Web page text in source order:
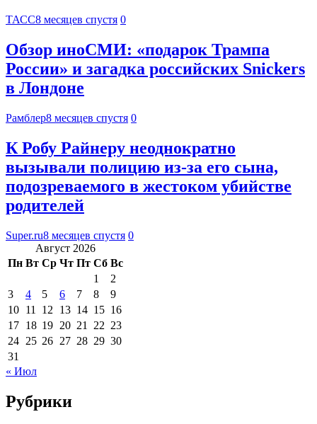
ТАСС8 месяцев спустя 0
Обзор иноСМИ: «подарок Трампа
России» и загадка российских Snickers
в Лондоне
Рамблер8 месяцев спустя 0
К Робу Райнеру неоднократно
вызывали полицию из-за его сына,
подозреваемого в жестоком убийстве
родителей
Super.ru8 месяцев спустя 0
Август 2026
Пн Вт Ср Чт Пт Сб Вс
1
2
3
4 5 6 7 8
9
10 11 12 13 14 15 16
17 18 19 20 21 22 23
24 25 26 27 28 29 30
31
« Июл
Рубрики